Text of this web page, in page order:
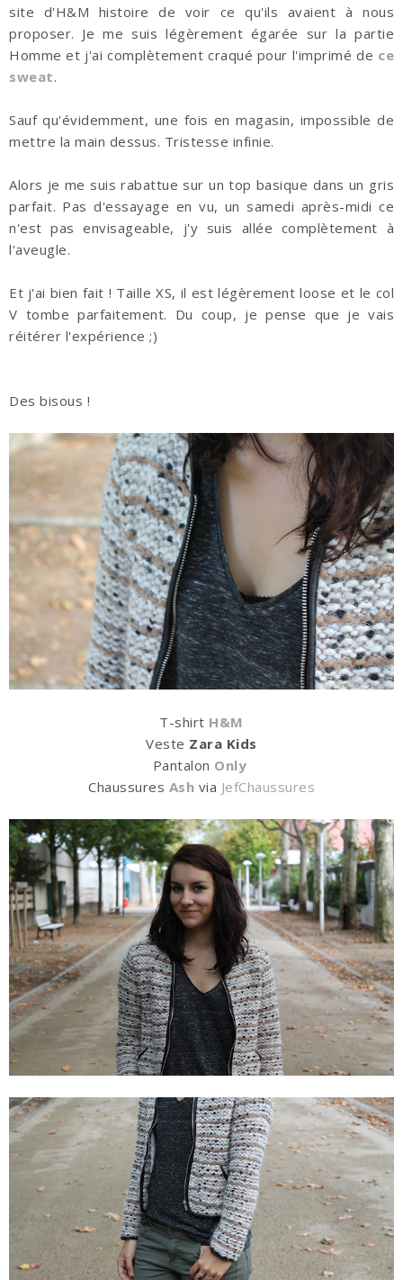
site d'H&M histoire de voir ce qu'ils avaient à nous
proposer. Je me suis légèrement égarée sur la partie
Homme et j'ai complètement craqué pour l'imprimé de ce
sweat.
Sauf qu'évidemment, une fois en magasin, impossible de
mettre la main dessus. Tristesse infinie.
Alors je me suis rabattue sur un top basique dans un gris
parfait. Pas d'essayage en vu, un samedi après-midi ce
n'est pas envisageable, j'y suis allée complètement à
l'aveugle.
Et j'ai bien fait ! Taille XS, il est légèrement loose et le col
V tombe parfaitement. Du coup, je pense que je vais
réitérer l'expérience ;)
Des bisous !
T-shirt H&M
Veste Zara Kids
Pantalon Only
Chaussures Ash via JefChaussures